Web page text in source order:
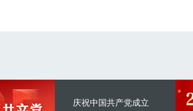
庆祝中国共产党成立